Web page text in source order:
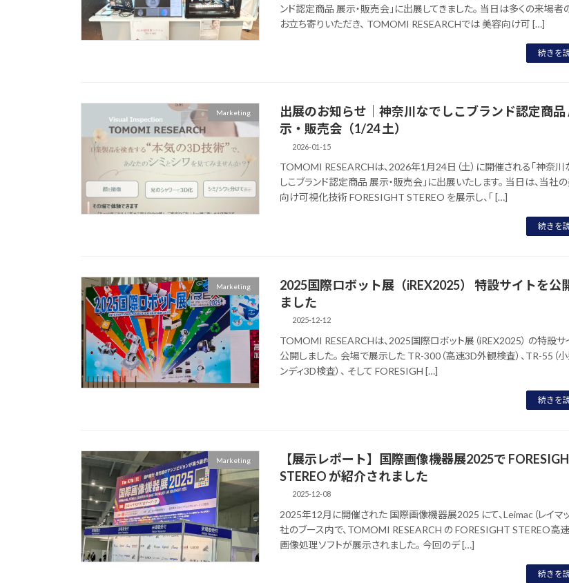
ンド認定商品 展示・販売会」に出展してきました。 当日は多くの来場者
お立ち寄りいただき、 TOMOMI RESEARCHでは 美容向け可 […]
続きを
Marketing
出展のお知らせ｜神奈川なでしこブランド認定商品
示・販売会（1/24 土）
2026-01-15
TOMOMI RESEARCHは、2026年1月24日（土）に開催される「神奈川
しこブランド認定商品 展示・販売会」に出展いたします。 当日は、当社
向け可視化技術 FORESIGHT STEREO を展示し、「 […]
続きを
Marketing
2025国際ロボット展（iREX2025） 特設サイトを公
ました
2025-12-12
TOMOMI RESEARCHは、2025国際ロボット展（iREX2025） の特設サ
公開しました。 会場で展示した TR-300（高速3D外観検査）、TR-55（
ンディ3D検査）、 そして FORESIGH […]
続きを
Marketing
【展示レポート】国際画像機器展2025で
STEREO が紹介されました
2025-12-08
2025年12月に開催された 国際画像機器展2025 にて、Leimac（レイマッ
社のブース内で、TOMOMI RESEARCH の FORESIGHT STEREO高
画像処理ソフトが展示されました。 今回のデ […]
続きを